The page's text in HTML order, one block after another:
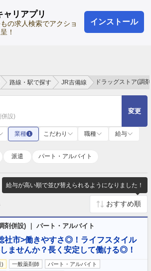
ャリアプリ
の求人検索でアクショ
！
インストール
ログイン 会員登録
路線・駅で探す JR吉備線 ドラッグストア(調
併設)
変更
業種 1 こだわり 職種
給与
派遣 パート・アルバイト
給与が高い順で並び替えられるようになりました！
剤併設) ｜ パート・アルバイト
市>働きやすさ◎！ライフスタイル
ませんか？長く安定して働ける◎！
) 一般薬剤師
パート・アルバイト